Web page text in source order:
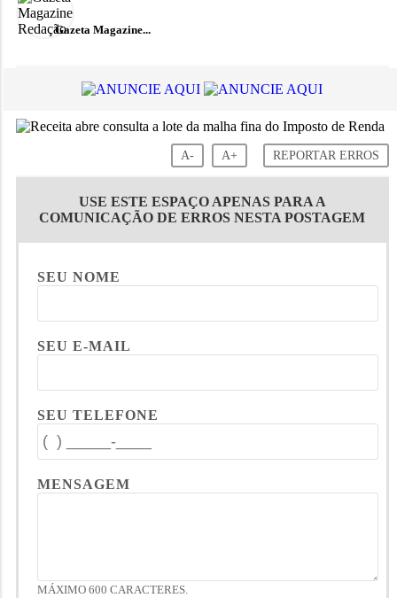
Gazeta Magazine...
A- A+ REPORTAR ERROS
USE ESTE ESPAÇO APENAS PARA A
COMUNICAÇÃO DE ERROS NESTA POSTAGEM
SEU NOME
SEU E-MAIL
SEU TELEFONE
MENSAGEM
MÁXIMO 600 CARACTERES.